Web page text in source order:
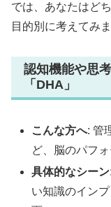
では、あなたはど
目的別に考えてみま
認知機能や思
「DHA」
こんな方へ: 管
ど、脳のパフ
具体的なシーン
い知識のイン